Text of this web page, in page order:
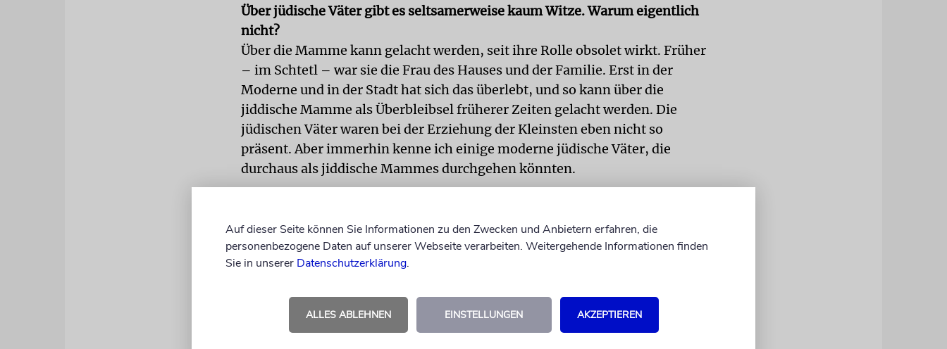
Über jüdische Väter gibt es seltsamerweise kaum Witze. Warum eigentlich
nicht?
Über die Mamme kann gelacht werden, seit ihre Rolle obsolet wirkt. Früher
– im Schtetl – war sie die Frau des Hauses und der Familie. Erst in der
Moderne und in der Stadt hat sich das überlebt, und so kann über die
jiddische Mamme als Überbleibsel früherer Zeiten gelacht werden. Die
jüdischen Väter waren bei der Erziehung der Kleinsten eben nicht so
präsent. Aber immerhin kenne ich einige moderne jüdische Väter, die
durchaus als jiddische Mammes durchgehen könnten.
haben bekanntlich ihren ganz eigenen Humor. Die britischen Juden auch?
Von den beiden, die ich traf: der eine nicht, der andere schon.
gerade?
Über die zwei weltweit wichtigsten Präsidentschaftswahlen in diesem
Herbst: jene in den USA und jene in der Wiener jüdischen Gemeinde.
Auf dieser Seite können Sie Informationen zu den Zwecken und Anbietern erfahren, die
personenbezogene Daten auf unserer Webseite verarbeiten. Weitergehende Informationen finden
Sie in unserer Datenschutzerklärung.
ALLES ABLEHNEN EINSTELLUNGEN AKZEPTIEREN